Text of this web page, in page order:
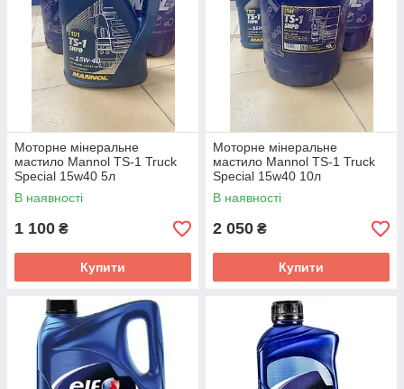
Моторне мінеральне
мастило Mannol TS-1 Truck
Special 15w40 5л
В наявності
1 100 ₴
Купити
Моторне мінеральне
мастило Mannol TS-1 Truck
Special 15w40 10л
В наявності
2 050 ₴
Купити